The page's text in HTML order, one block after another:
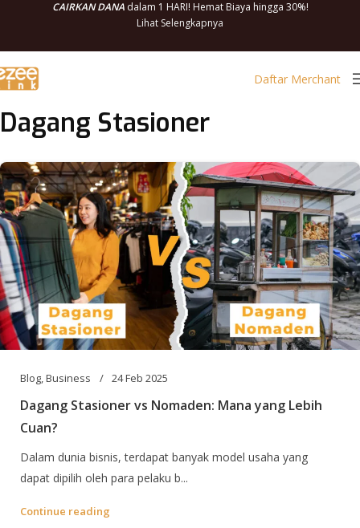
CAIRKAN DANAdalam 1 HARI! Hemat Biaya hingga 30%!
Lihat Selengkapnya
Daftar Merchant
Dagang Stasioner
Blog,Business 24 Feb 2025
Dagang Stasioner vs Nomaden: Mana yang Lebih
Cuan?
Dalam dunia bisnis, terdapat banyak model usaha yang
dapat dipilih oleh para pelaku b...
Continue reading